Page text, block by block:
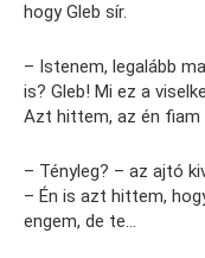
hogy Gleb sír.
– Istenem, legalább
is? Gleb! Mi ez a
Azt hittem, az én fiam
– Tényleg? – az ajtó
– Én is azt hittem,
engem, de te…